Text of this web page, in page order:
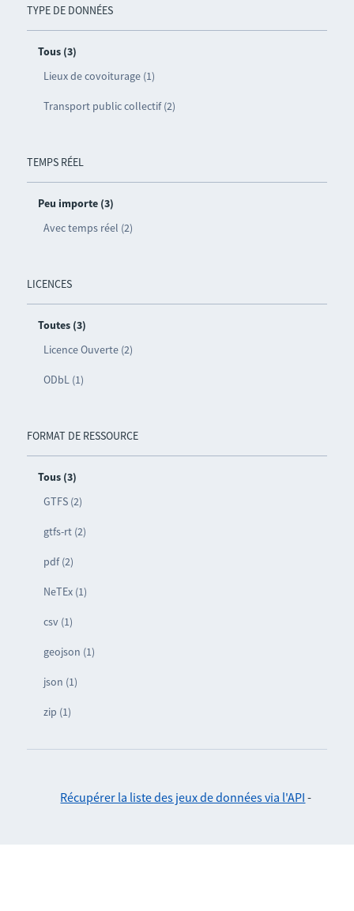
TYPE DE DONNÉES
Tous (3)
Lieux de covoiturage (1)
Transport public collectif (2)
TEMPS RÉEL
Peu importe (3)
Avec temps réel (2)
LICENCES
Toutes (3)
Licence Ouverte (2)
ODbL (1)
FORMAT DE RESSOURCE
Tous (3)
GTFS (2)
gtfs-rt (2)
pdf (2)
NeTEx (1)
csv (1)
geojson (1)
json (1)
zip (1)
Récupérer la liste des jeux de données via l'API -